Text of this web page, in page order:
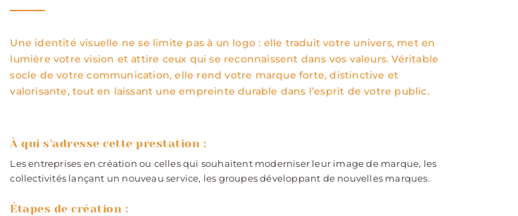
Une identité visuelle ne se limite pas à un logo : elle traduit votre univers, met en
lumière votre vision et attire ceux qui se reconnaissent dans vos valeurs. Véritable
socle de votre communication, elle rend votre marque forte, distinctive et
valorisante, tout en laissant une empreinte durable dans l’esprit de votre public.
À qui s'adresse cette prestation :
Les entreprises en création ou celles qui souhaitent moderniser leur image de marque, les
collectivités lançant un nouveau service, les groupes développant de nouvelles marques.
Étapes de création :